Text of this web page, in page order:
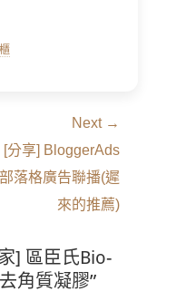
Next →
Next
post:
[分享] BloggerAds
部落格廣告聯播(遲
來的推薦)
] 區臣氏Bio-
角質凝膠”